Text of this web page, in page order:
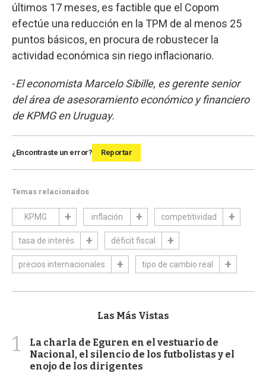
últimos 17 meses, es factible que el Copom
efectúe una reducción en la TPM de al menos 25
puntos básicos, en procura de robustecer la
actividad económica sin riego inflacionario.
-El economista Marcelo Sibille, es gerente senior
del área de asesoramiento económico y financiero
de KPMG en Uruguay.
¿Encontraste un error? Reportar
Temas relacionados
KPMG inflación competitividad
tasa de interés déficit fiscal
precios internacionales tipo de cambio real
Las Más Vistas
1
La charla de Eguren en el vestuario de
Nacional, el silencio de los futbolistas y el
enojo de los dirigentes